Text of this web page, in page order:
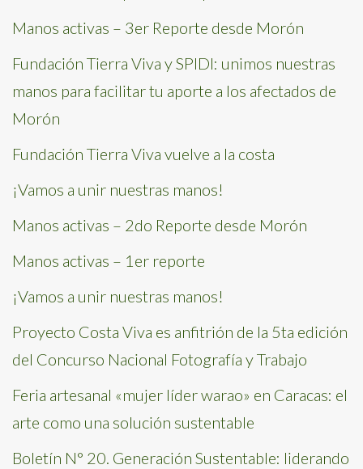
Manos activas – 3er Reporte desde Morón
Fundación Tierra Viva y SPIDI: unimos nuestras
manos para facilitar tu aporte a los afectados de
Morón
Fundación Tierra Viva vuelve a la costa
¡Vamos a unir nuestras manos!
Manos activas – 2do Reporte desde Morón
Manos activas – 1er reporte
¡Vamos a unir nuestras manos!
Proyecto Costa Viva es anfitrión de la 5ta edición
del Concurso Nacional Fotografía y Trabajo
Feria artesanal «mujer líder warao» en Caracas: el
arte como una solución sustentable
Boletín N° 20. Generación Sustentable: liderando